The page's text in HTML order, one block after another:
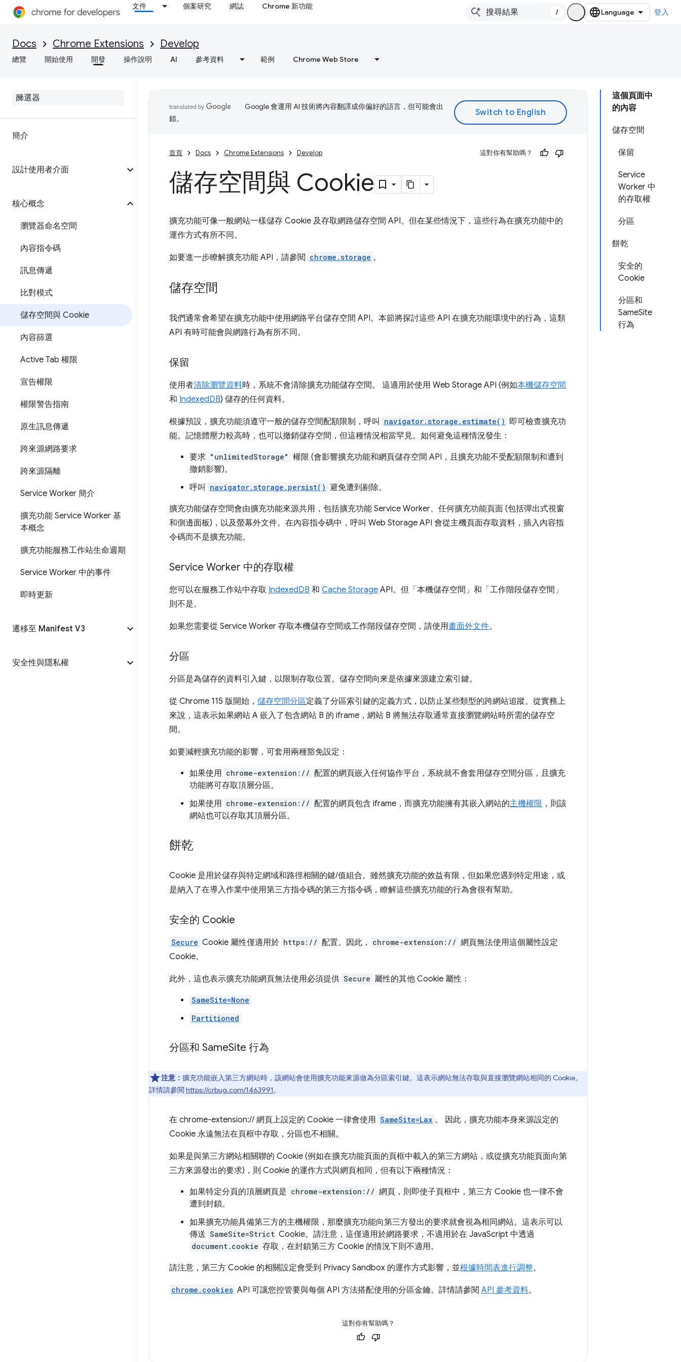
文件 個案研究 網誌 Chrome 新功能
/ 登入
Docs Chrome Extensions Develop
總覽 開始使用 開發 操作說明 AI 參考資料 範例 Chrome Web Store
簡介
設計使用者介面
核心概念
瀏覽器命名空間
內容指令碼
訊息傳遞
比對模式
儲存空間與 Cookie
內容篩選
Active Tab 權限
宣告權限
權限警告指南
原生訊息傳遞
跨來源網路要求
跨來源隔離
Service Worker 簡介
擴充功能 Service Worker 基
本概念
擴充功能服務工作站生命週期
Service Worker 中的事件
即時更新
遷移至 Manifest V3
安全性與隱私權
這個頁面中
的內容
儲存空間
保留
Service
Worker 中
的存取權
分區
餅乾
安全的
Cookie
分區和
SameSite
行為
Google 會運用 AI 技術將內容翻譯成你偏好的語言，但可能會出
錯。
首頁 Docs Chrome Extensions Develop 這對你有幫助嗎？
儲存空間與 Cookie
擴充功能可像一般網站一樣儲存 Cookie 及存取網路儲存空間 API。但在某些情況下，這些行為在擴充功能中的
運作方式有所不同。
如要進一步瞭解擴充功能 API，請參閱 chrome.storage 。
儲存空間
我們通常會希望在擴充功能中使用網路平台儲存空間 API。本節將探討這些 API 在擴充功能環境中的行為，這類
API 有時可能會與網路行為有所不同。
保留
使用者清除瀏覽資料時，系統不會清除擴充功能儲存空間。 這適用於使用 Web Storage API (例如本機儲存空間
和 IndexedDB) 儲存的任何資料。
根據預設，擴充功能須遵守一般的儲存空間配額限制，呼叫 navigator.storage.estimate() 即可檢查擴充功
能。記憶體壓力較高時，也可以撤銷儲存空間，但這種情況相當罕見。如何避免這種情況發生：
要求 "unlimitedStorage" 權限 (會影響擴充功能和網頁儲存空間 API，且擴充功能不受配額限制和遭到
撤銷影響)。
呼叫
navigator.storage.persist() 避免遭到剔除。
擴充功能儲存空間會由擴充功能來源共用，包括擴充功能 Service Worker、任何擴充功能頁面 (包括彈出式視窗
和側邊面板)，以及螢幕外文件。在內容指令碼中，呼叫 Web Storage API 會從主機頁面存取資料，插入內容指
令碼而不是擴充功能。
Service Worker 中的存取權
您可以在服務工作站中存取 IndexedDB 和 Cache Storage API。但「本機儲存空間」 和「工作階段儲存空間」
則不是。
如果您需要從 Service Worker 存取本機儲存空間或工作階段儲存空間，請使用畫面外文件。
分區
分區是為儲存的資料引入鍵，以限制存取位置。儲存空間向來是依據來源建立索引鍵。
從 Chrome 115 版開始， 儲存空間分區定義了分區索引鍵的定義方式，以防止某些類型的跨網站追蹤。從實務上
來說，這表示如果網站 A 嵌入了包含網站 B 的 iframe，網站 B 將無法存取通常直接瀏覽網站時所需的儲存空
間。
如要減輕擴充功能的影響，可套用兩種豁免設定：
如果使用 chrome-extension:// 配置的網頁嵌入任何協作平台，系統就不會套用儲存空間分區，且擴充
功能將可存取頂層分區。
如果使用 chrome-extension:// 配置的網頁包含 iframe，而擴充功能擁有其嵌入網站的主機權限 ，則該
網站也可以存取其頂層分區。
餅乾
Cookie 是用於儲存與特定網域和路徑相關的鍵/值組合。雖然擴充功能的效益有限，但如果您遇到特定用途，或
是納入了在導入作業中使用第三方指令碼的第三方指令碼，瞭解這些擴充功能的行為會很有幫助。
安全的 Cookie
Secure Cookie 屬性僅適用於 https:// 配置。因此， chrome-extension:// 網頁無法使用這個屬性設定
Cookie。
此外，這也表示擴充功能網頁無法使用必須提供 Secure 屬性的其他 Cookie 屬性：
SameSite=None
Partitioned
分區和 SameSite 行為
注意： 擴充功能嵌入第三方網站時，該網站會使用擴充功能來源做為分區索引鍵。這表示網站無法存取與直接瀏覽網站相同的 Cookie。
詳情請參閱 https://crbug.com/1463991。
在 chrome-extension:// 網頁上設定的 Cookie 一律會使用 SameSite=Lax 。 因此，擴充功能本身來源設定的
Cookie 永遠無法在頁框中存取，分區也不相關。
如果是與第三方網站相關聯的 Cookie (例如在擴充功能頁面的頁框中載入的第三方網站，或從擴充功能頁面向第
三方來源發出的要求)，則 Cookie 的運作方式與網頁相同，但有以下兩種情況：
如果特定分頁的頂層網頁是 chrome-extension:// 網頁，則即使子頁框中，第三方 Cookie 也一律不會
遭到封鎖。
如果擴充功能具備第三方的主機權限，那麼擴充功能向第三方發出的要求就會視為相同網站。這表示可以
傳送 SameSite=Strict Cookie。請注意，這僅適用於網路要求，不適用於在 JavaScript 中透過
document.cookie 存取，在封鎖第三方 Cookie 的情況下則不適用。
請注意，第三方 Cookie 的相關設定會受到 Privacy Sandbox 的運作方式影響，並根據時間表進行調整。
chrome.cookies API 可讓您控管要與每個 API 方法搭配使用的分區金鑰。詳情請參閱 API 參考資料。
這對你有幫助嗎？